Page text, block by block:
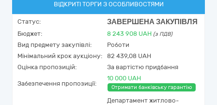
ВІДКРИТІ ТОРГИ З ОСОБЛИВОСТЯМИ
Статус: ЗАВЕРШЕНА ЗАКУПІВЛЯ
Бюджет: 8 243 908 UAH (з ПДВ)
Вид предмету закупівлі:
Роботи
Мінімальний крок аукціону:
82 439,08 UAH
Оцінка пропозицій:
За вартістю придбання
Забезпечення пропозиції:
10 000 UAH
Отримати банківську гарантію
Депаpтамент житлово-